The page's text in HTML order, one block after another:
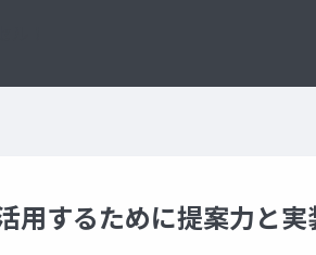
用するために提案力と実